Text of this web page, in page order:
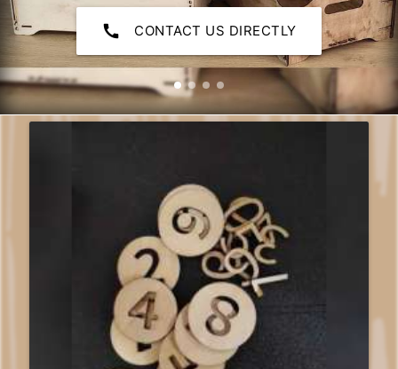
call CONTACT US DIRECTLY